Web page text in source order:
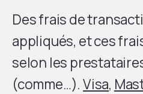
Des frais de
appliqués, et ces
selon les
(comme…).Visa,